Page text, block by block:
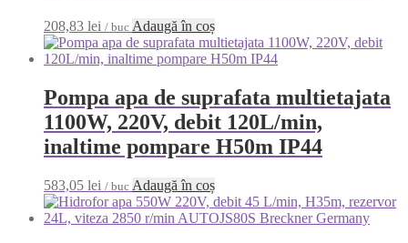
208,83 lei / buc Adaugă în coș
Pompa apa de suprafata multietajata
1100W, 220V, debit 120L/min,
inaltime pompare H50m IP44
583,05 lei / buc Adaugă în coș